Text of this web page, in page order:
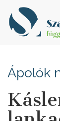
Ápolók